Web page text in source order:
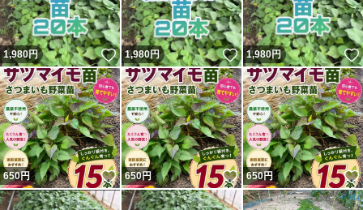
1,980円 いいね！
1,980円 いいね！
1,980円
650円 いいね！
650円 いいね！
650円